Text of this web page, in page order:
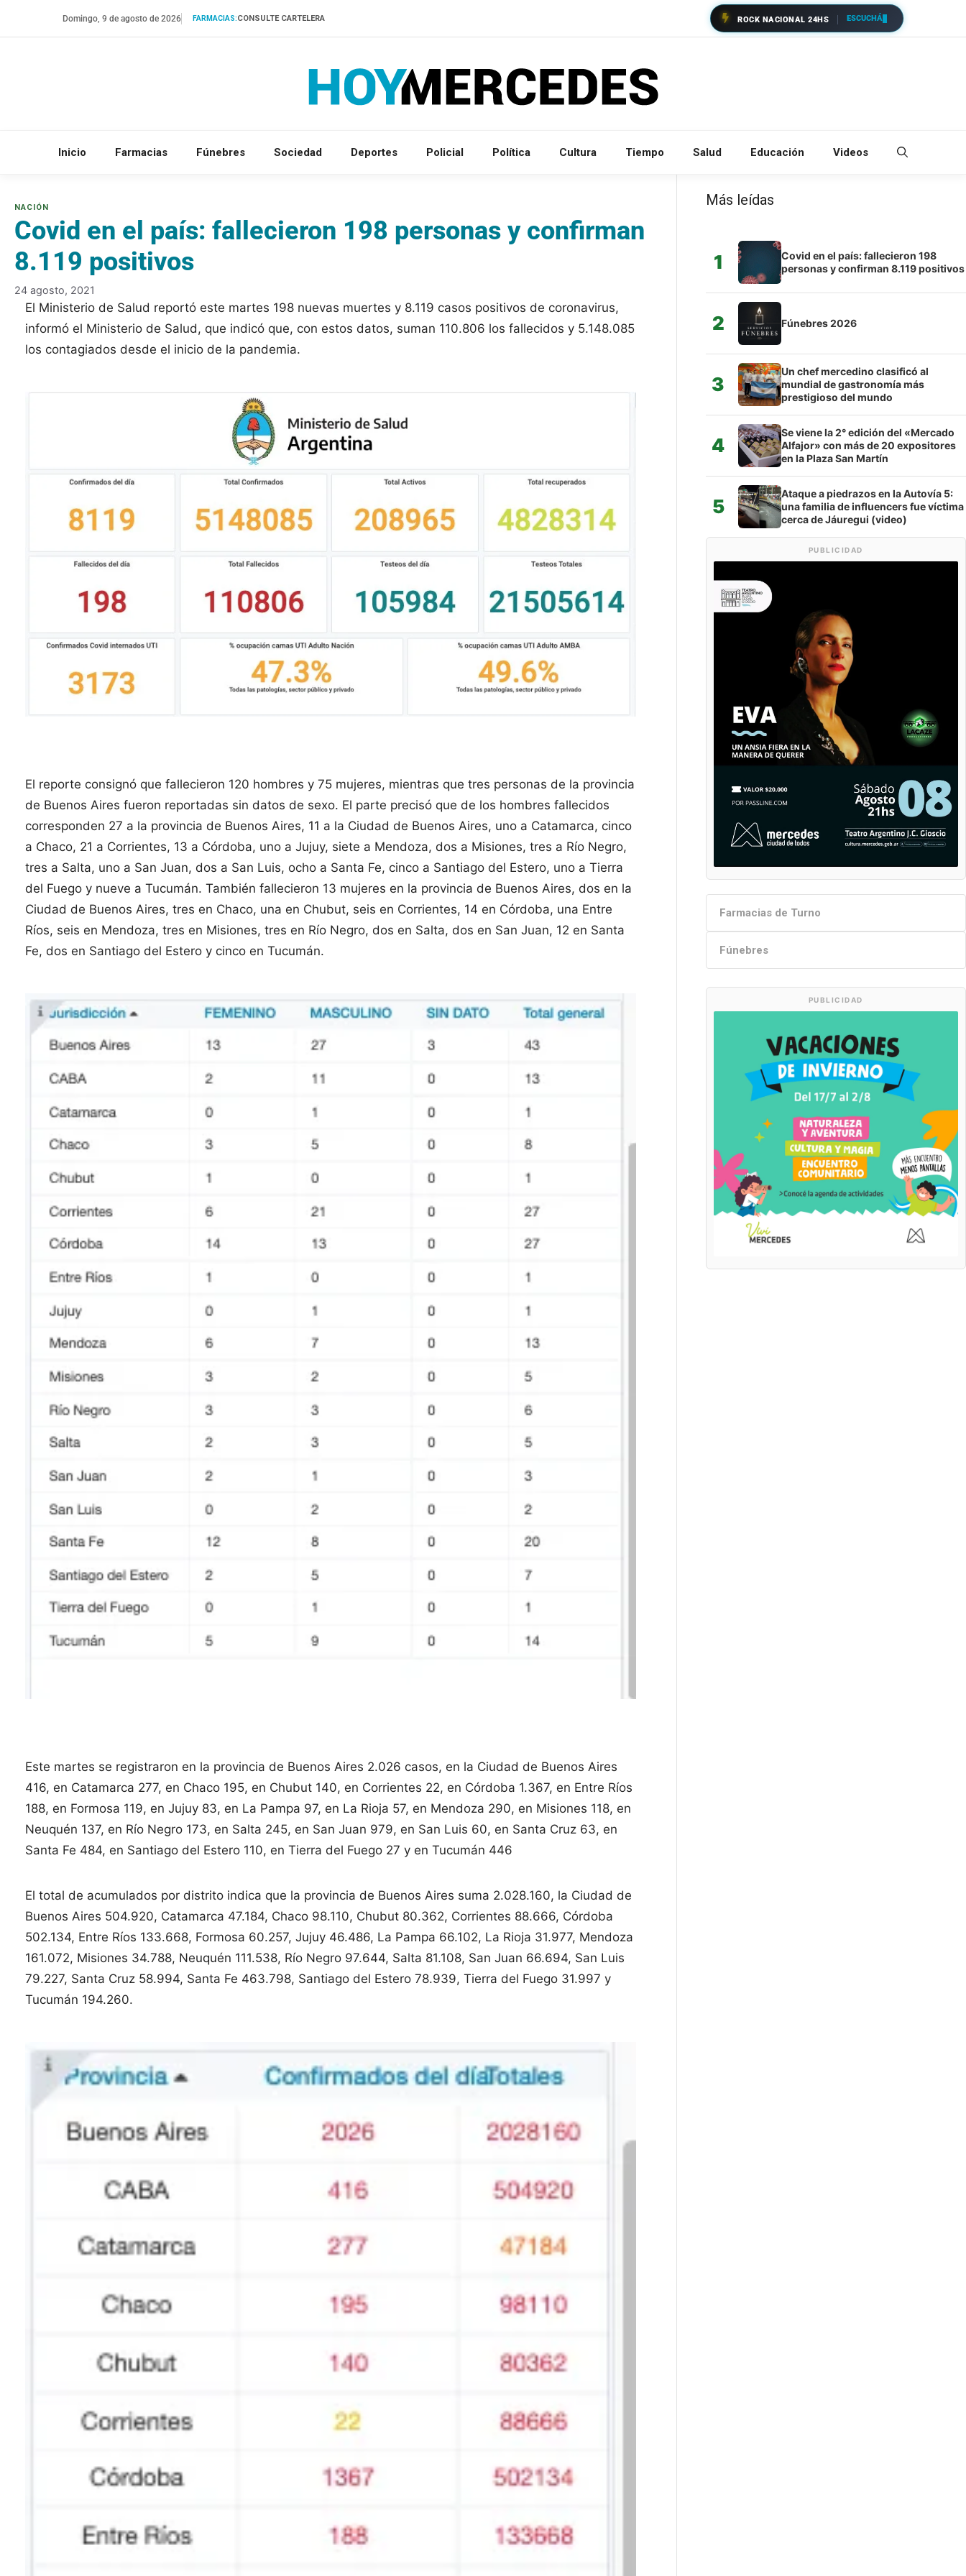
Domingo, 9 de agosto de 2026 FARMACIAS:CONSULTE CARTELERA ROCK NACIONAL 24HS ESCUCHÁ
Inicio Farmacias Fúnebres Sociedad Deportes Policial Política Cultura Tiempo Salud Educación Videos
Covid en el país: fallecieron 198 personas y confirman
8.119 positivos
24 agosto, 2021
El Ministerio de Salud reportó este martes 198 nuevas muertes y 8.119 casos positivos de coronavirus,
informó el Ministerio de Salud, que indicó que, con estos datos, suman 110.806 los fallecidos y 5.148.085
los contagiados desde el inicio de la pandemia.
El reporte consignó que fallecieron 120 hombres y 75 mujeres, mientras que tres personas de la provincia
de Buenos Aires fueron reportadas sin datos de sexo. El parte precisó que de los hombres fallecidos
corresponden 27 a la provincia de Buenos Aires, 11 a la Ciudad de Buenos Aires, uno a Catamarca, cinco
a Chaco, 21 a Corrientes, 13 a Córdoba, uno a Jujuy, siete a Mendoza, dos a Misiones, tres a Río Negro,
tres a Salta, uno a San Juan, dos a San Luis, ocho a Santa Fe, cinco a Santiago del Estero, uno a Tierra
del Fuego y nueve a Tucumán. También fallecieron 13 mujeres en la provincia de Buenos Aires, dos en la
Ciudad de Buenos Aires, tres en Chaco, una en Chubut, seis en Corrientes, 14 en Córdoba, una Entre
Ríos, seis en Mendoza, tres en Misiones, tres en Río Negro, dos en Salta, dos en San Juan, 12 en Santa
Fe, dos en Santiago del Estero y cinco en Tucumán.
Este martes se registraron en la provincia de Buenos Aires 2.026 casos, en la Ciudad de Buenos Aires
416, en Catamarca 277, en Chaco 195, en Chubut 140, en Corrientes 22, en Córdoba 1.367, en Entre Ríos
188, en Formosa 119, en Jujuy 83, en La Pampa 97, en La Rioja 57, en Mendoza 290, en Misiones 118, en
Neuquén 137, en Río Negro 173, en Salta 245, en San Juan 979, en San Luis 60, en Santa Cruz 63, en
Santa Fe 484, en Santiago del Estero 110, en Tierra del Fuego 27 y en Tucumán 446
El total de acumulados por distrito indica que la provincia de Buenos Aires suma 2.028.160, la Ciudad de
Buenos Aires 504.920, Catamarca 47.184, Chaco 98.110, Chubut 80.362, Corrientes 88.666, Córdoba
502.134, Entre Ríos 133.668, Formosa 60.257, Jujuy 46.486, La Pampa 66.102, La Rioja 31.977, Mendoza
161.072, Misiones 34.788, Neuquén 111.538, Río Negro 97.644, Salta 81.108, San Juan 66.694, San Luis
79.227, Santa Cruz 58.994, Santa Fe 463.798, Santiago del Estero 78.939, Tierra del Fuego 31.997 y
Tucumán 194.260.
Más leídas
1
Covid en el país: fallecieron 198
personas y confirman 8.119 positivos
2 Fúnebres 2026
3
Un chef mercedino clasificó al
mundial de gastronomía más
prestigioso del mundo
4
Se viene la 2° edición del «Mercado
Alfajor» con más de 20 expositores
en la Plaza San Martín
5
Ataque a piedrazos en la Autovía 5:
una familia de influencers fue víctima
cerca de Jáuregui (video)
PUBLICIDAD
Farmacias de Turno
Fúnebres
PUBLICIDAD